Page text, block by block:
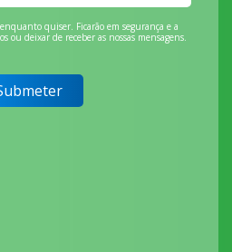
quiser. Ficarão em segurança e a
ou deixar de receber as nossas mensagens.